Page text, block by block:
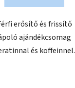
erősítő és frissítő
ajándékcsomag
és koffeinnel.